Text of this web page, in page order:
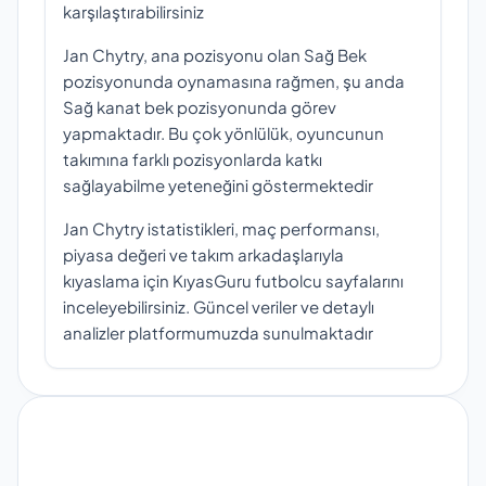
karşılaştırabilirsiniz
Jan Chytry, ana pozisyonu olan Sağ Bek
pozisyonunda oynamasına rağmen, şu anda
Sağ kanat bek pozisyonunda görev
yapmaktadır. Bu çok yönlülük, oyuncunun
takımına farklı pozisyonlarda katkı
sağlayabilme yeteneğini göstermektedir
Jan Chytry istatistikleri, maç performansı,
piyasa değeri ve takım arkadaşlarıyla
kıyaslama için KıyasGuru futbolcu sayfalarını
inceleyebilirsiniz. Güncel veriler ve detaylı
analizler platformumuzda sunulmaktadır